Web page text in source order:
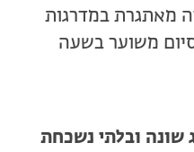
מאתגרת במדרגות
משוער בשעה
שונה ובלתי נשכחת